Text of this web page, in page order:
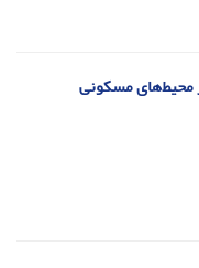
محیط‌های مسکونی